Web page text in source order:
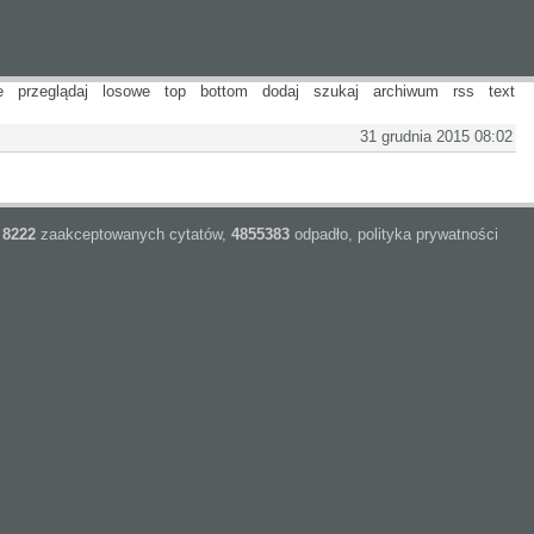
przeglądaj losowe top bottom dodaj szukaj archiwum rss text
31 grudnia 2015 08:02
8222 zaakceptowanych cytatów, 4855383 odpadło, polityka prywatności